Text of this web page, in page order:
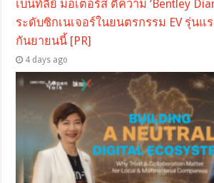
เบนท์ลีย์ มอเตอร์ส ตีความ ‘Bentley
ระดับซิกเนเจอร์ในยนตรกรรม EV รุ่นแ
กันยายนนี้ [PR]
4 days ago